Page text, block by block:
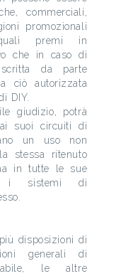
commerciali,
promozionali
premi in
che in caso di
scritta da parte
ciò autorizzata
DIY.
giudizio, potrà
suoi circuiti di
un uso non
stessa ritenuto
in tutte le sue
i sistemi di
disposizioni di
generali di
le altre